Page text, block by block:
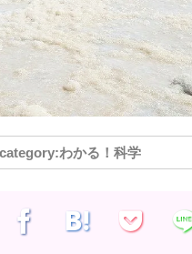
わかる！科学